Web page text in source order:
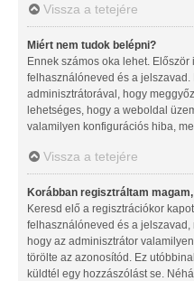
Vissza a tetejére
Miért nem tudok belépni?
Ennek számos oka lehet.
felhasználóneved és a
adminisztrátorával, hogy
lehetséges, hogy a weboldal
valamilyen konfigurációs hiba,
Vissza a tetejére
Korábban regisztráltam
Keresd elő a regisztrációkor
felhasználóneved és a
hogy az adminisztrátor
törölte az azonosítód. Ez
küldtél egy hozzászólást se.